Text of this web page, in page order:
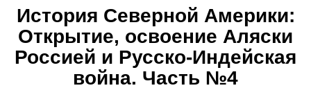
История Северной Америки:
Открытие, освоение Аляски
Россией и Русско-Индейская
война. Часть №4